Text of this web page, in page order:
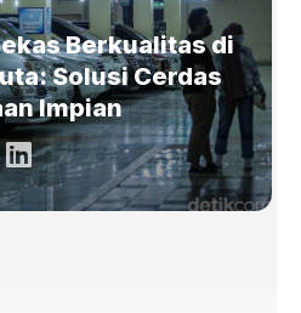
Berkualitas di
Solusi Cerdas
Impian